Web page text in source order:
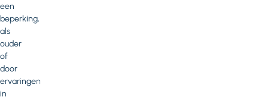
een
beperking,
als
ouder
of
door
ervaringen
in